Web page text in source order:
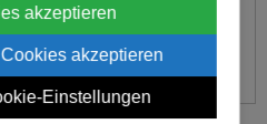
akzeptieren
akzeptieren
Einstellungen